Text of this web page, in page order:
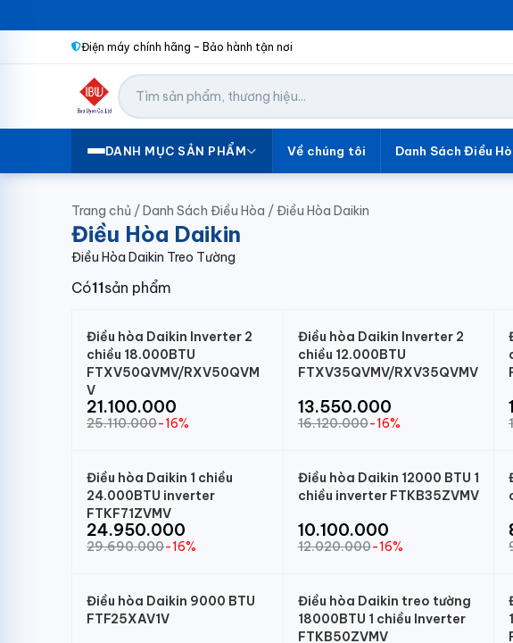
Điện máy chính hãng – Bảo hành tận nơi
DANH MỤC SẢN PHẨM Về chúng tôi Danh Sách Điều
Trang chủ /Danh Sách Điều Hòa /Điều Hòa Daikin
Điều Hòa Daikin
Điều Hòa Daikin Treo Tường
Có11sản phẩm
Điều hòa Daikin Inverter 2
chiều 18.000BTU
FTXV50QVMV/RXV50QVM
V
21.100.000
25.110.000-16%
Điều hòa Daikin Inverter 2
chiều 12.000BTU
FTXV35QVMV/RXV35QVMV
13.550.000
16.120.000-16%
Điều hòa Daikin 1 chiều
24.000BTU inverter
FTKF71ZVMV
24.950.000
29.690.000-16%
Điều hòa Daikin 12000 BTU 1
chiều inverter FTKB35ZVMV
10.100.000
12.020.000-16%
Điều hòa Daikin 9000 BTU
FTF25XAV1V
Điều hòa Daikin treo tường
18000BTU 1 chiều Inverter
FTKB50ZVMV